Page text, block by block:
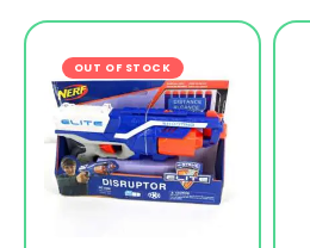
OUT OF STOCK -19%